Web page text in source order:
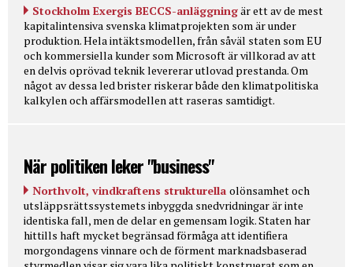
Stockholm Exergis BECCS-anläggningär ett av de mest
kapitalintensiva svenska klimatprojekten som är under
produktion. Hela intäktsmodellen, från såväl staten som EU
och kommersiella kunder som Microsoft är villkorad av att
en delvis oprövad teknik levererar utlovad prestanda. Om
något av dessa led brister riskerar både den klimatpolitiska
kalkylen och affärsmodellen att raseras samtidigt.
När politiken leker "business"
Northvolt, vindkraftens strukturella olönsamhet och
utsläppsrättssystemets inbyggda snedvridningar är inte
identiska fall, men de delar en gemensam logik. Staten har
hittills haft mycket begränsad förmåga att identifiera
morgondagens vinnare och de förment marknadsbaserad